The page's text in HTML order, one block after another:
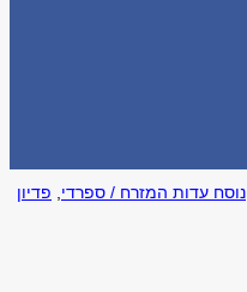
נוסח עדות המזרח / ספרדי
פדיון